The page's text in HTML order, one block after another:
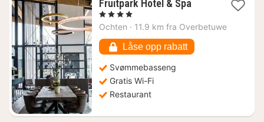
Fruitpark Hotel & Spa1
fra
kr.
, 4 Stjerner
Ochten · 11.9 km fra Overbetuwe
Låse opp rabatt
Svømmebasseng
Gratis Wi-Fi
Restaurant